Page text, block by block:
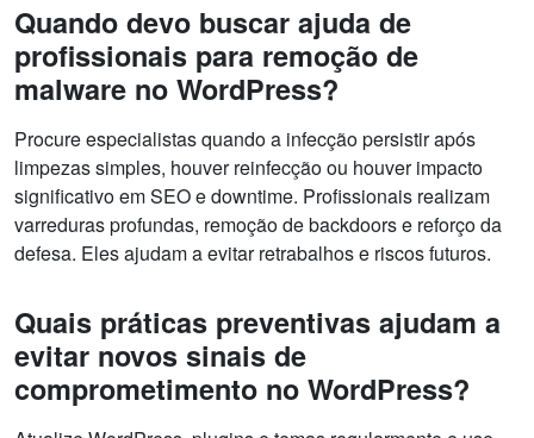
Quando devo buscar ajuda de
profissionais para remoção de
malware no WordPress?
Procure especialistas quando a infecção persistir após
limpezas simples, houver reinfecção ou houver impacto
significativo em SEO e downtime. Profissionais realizam
varreduras profundas, remoção de backdoors e reforço da
defesa. Eles ajudam a evitar retrabalhos e riscos futuros.
Quais práticas preventivas ajudam a
evitar novos sinais de
comprometimento no WordPress?